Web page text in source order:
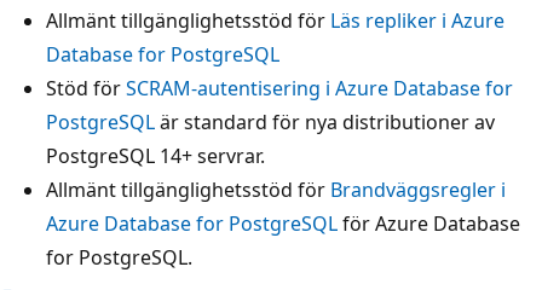
Allmänt tillgänglighetsstöd för Läs repliker i Azure
Database for PostgreSQL
Stöd förSCRAM-autentisering i Azure Database for
PostgreSQLär standard för nya distributioner av
PostgreSQL 14+ servrar.
Allmänt tillgänglighetsstöd för Brandväggsregler i
Azure Database for PostgreSQLför Azure Database
for PostgreSQL.